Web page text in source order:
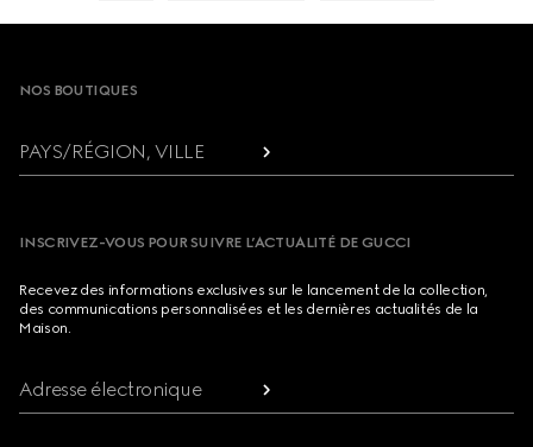
NOS BOUTIQUES
PAYS/RÉGION, VILLE
INSCRIVEZ-VOUS POUR SUIVRE L’ACTUALITÉ DE GUCCI
Recevez des informations exclusives sur le lancement de la collection,
des communications personnalisées et les dernières actualités de la
Maison.
Adresse électronique